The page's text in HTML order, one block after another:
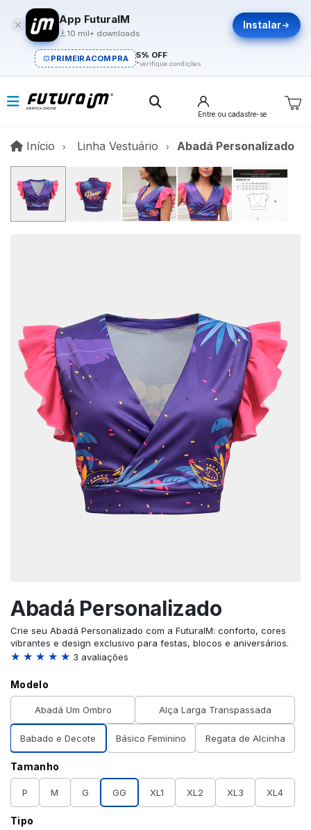
App FuturaIM
10 mil+ downloads
Instalar
PRIMEIRACOMPRA 5% OFF
*verifique condições
Entre ou cadastre-se
Início InícioLinha Vestuário Abadá Personalizado
Abadá Personalizado
Crie seu Abadá Personalizado com a FuturaIM: conforto, cores
vibrantes e design exclusivo para festas, blocos e aniversários.
★ ★ ★ ★ ★ 3 avaliações
Modelo
Abadá Um Ombro Alça Larga Transpassada
Babado e Decote Básico Feminino Regata de Alcinha
Tamanho
P M G GG XL1 XL2 XL3 XL4
Tipo